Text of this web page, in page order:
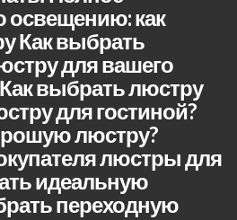
освещению: как
Как выбрать
для вашего
выбрать люстру
для гостиной?
люстру?
люстры для
идеальную
переходную